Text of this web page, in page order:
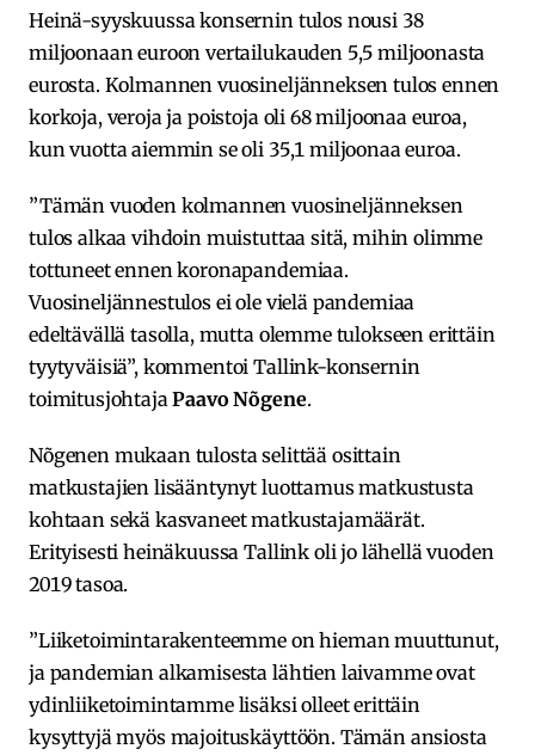
Heinä-syyskuussa konsernin tulos nousi 38
miljoonaan euroon vertailukauden 5,5 miljoonasta
eurosta. Kolmannen vuosineljänneksen tulos ennen
korkoja, veroja ja poistoja oli 68 miljoonaa euroa,
kun vuotta aiemmin se oli 35,1 miljoonaa euroa.
”Tämän vuoden kolmannen vuosineljänneksen
tulos alkaa vihdoin muistuttaa sitä, mihin olimme
tottuneet ennen koronapandemiaa.
Vuosineljännestulos ei ole vielä pandemiaa
edeltävällä tasolla, mutta olemme tulokseen erittäin
tyytyväisiä”, kommentoi Tallink-konsernin
toimitusjohtajaPaavo Nõgene.
Nõgenen mukaan tulosta selittää osittain
matkustajien lisääntynyt luottamus matkustusta
kohtaan sekä kasvaneet matkustajamäärät.
Erityisesti heinäkuussa Tallink oli jo lähellä vuoden
2019 tasoa.
”Liiketoimintarakenteemme on hieman muuttunut,
ja pandemian alkamisesta lähtien laivamme ovat
ydinliiketoimintamme lisäksi olleet erittäin
kysyttyjä myös majoituskäyttöön. Tämän ansiosta